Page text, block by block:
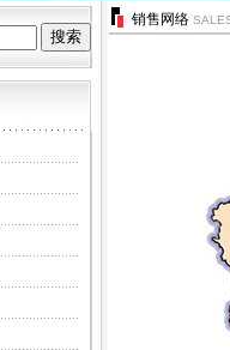
销售网络